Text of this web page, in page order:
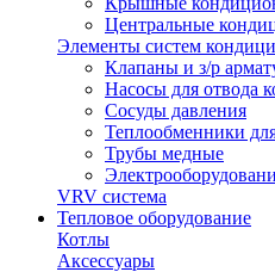
Центральные
Элементы систем
Клапаны и з/р
Насосы для отвода
Сосуды давления
Теплообменники
Трубы медные
VRV система
Тепловое оборудование
Котлы
Аксессуары